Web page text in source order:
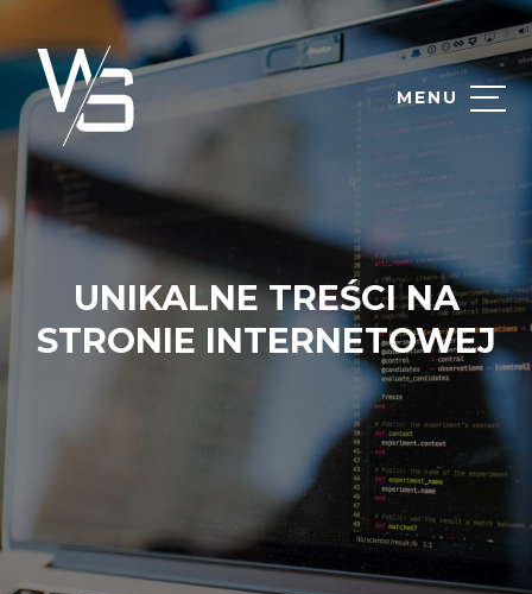
MENU
UNIKALNE TREŚCI NA
STRONIE INTERNETOWEJ